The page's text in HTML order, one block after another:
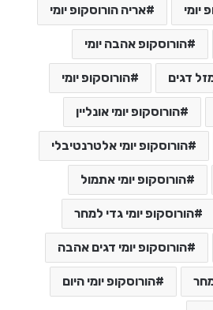
יומי אריה הורוסקופ יומי
הורוסקופ אהבה יומי
דגים הורוסקופ יומי
הורוסקופ יומי אונליין
הורוסקופ יומי אלטרנטיבלי
הורוסקופ יומי אתמול
הורוסקופ יומי גדי למחר
הורוסקופ יומי דגים אהבה
הורוסקופ יומי היום